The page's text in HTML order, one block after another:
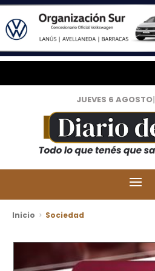
JUEVES 6 AGOSTO|
Inicio > Sociedad